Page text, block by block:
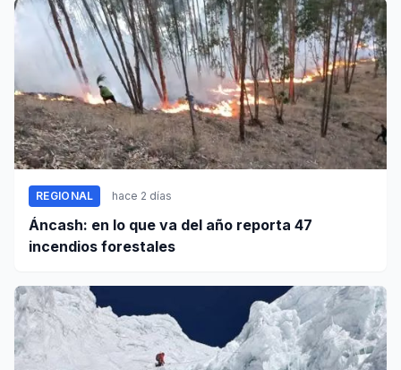
REGIONAL hace 2 días
Áncash: en lo que va del año reporta 47
incendios forestales